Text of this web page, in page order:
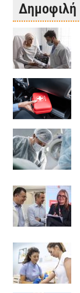
Δημοφιλή